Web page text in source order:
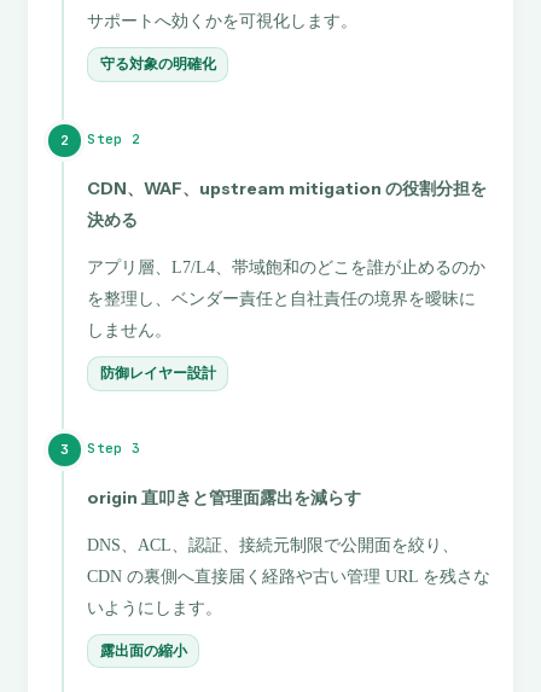
サポートへ効くかを可視化します。
守る対象の明確化
2 Step 2
CDN、WAF、upstream mitigation の役割分担を
決める
アプリ層、L7/L4、帯域飽和のどこを誰が止めるのか
を整理し、ベンダー責任と自社責任の境界を曖昧に
しません。
防御レイヤー設計
3 Step 3
origin 直叩きと管理面露出を減らす
DNS、ACL、認証、接続元制限で公開面を絞り、
CDN の裏側へ直接届く経路や古い管理 URL を残さな
いようにします。
露出面の縮小